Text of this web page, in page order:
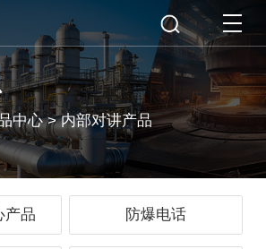
中心>内部对讲产品
产品 防爆电话